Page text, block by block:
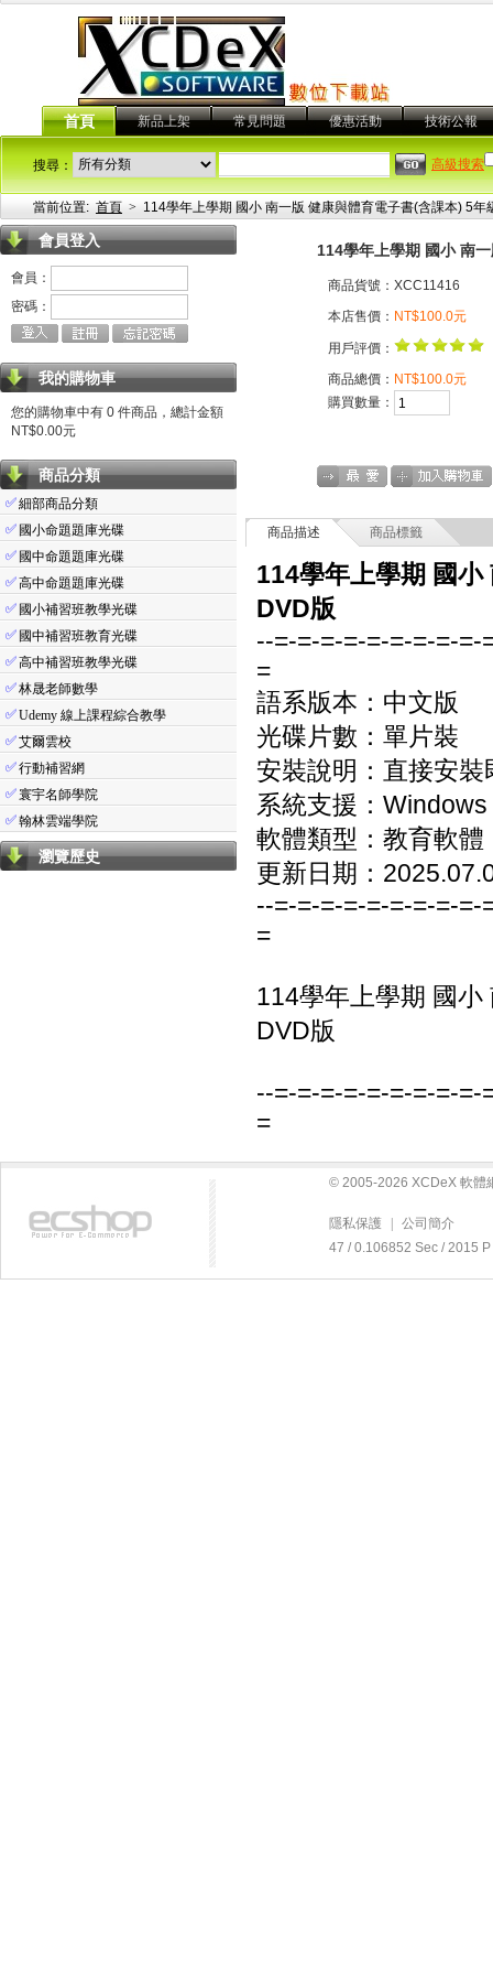
首頁 新品上架 常見問題 優惠活動 技術公報
搜尋： 高級搜索
當前位置: 首頁 > 114學年上學期 國小 南一版 健康與體育電子書(含課本) 5年
會員登入
會員：
密碼：
我的購物車
您的購物車中有 0 件商品，總計金額
NT$0.00元
商品分類
✅細部商品分類
✅ 國小命題題庫光碟
✅ 國中命題題庫光碟
✅高中命題題庫光碟
✅ 國小補習班教學光碟
✅ 國中補習班教育光碟
✅高中補習班教學光碟
✅林晟老師數學
✅Udemy 線上課程綜合教學
✅艾爾雲校
✅行動補習網
✅寰宇名師學院
✅翰林雲端學院
瀏覽歷史
114學年上學期 國小 南
商品貨號：XCC11416
本店售價： NT$100.0元
用戶評價：
商品總價： NT$100.0元
購買數量：
商品描述 商品標籤
114學年上學期 國
DVD版
--=-=-=-=-=-=-=-=-=-
=
語系版本：中文版
光碟片數：單片裝
安裝說明：直接安裝
系統支援：
軟體類型：教育軟體
更新日期：
--=-=-=-=-=-=-=-=-=-
=
114學年上學期 國
DVD版
--=-=-=-=-=-=-=-=-=-
=
© 2005-2026 XCDeX 軟體
隱私保護
公司簡介
47 / 0.106852 Sec / 2015